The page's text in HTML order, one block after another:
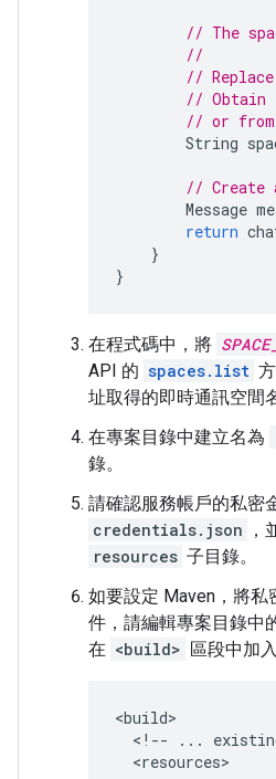
// The
//
// Replace
// Obtain
// or from
String
// Create
Message
return
}
}
在程式碼中，將
API 的 spaces.list
址取得的即時通訊空間
在專案目錄中建立名為
錄。
請確認服務帳戶的私密
credentials.json
，
resources 子目錄。
如要設定 Maven，將私
件，請編輯專案目錄中
在 <build> 區段中加
<!--
...